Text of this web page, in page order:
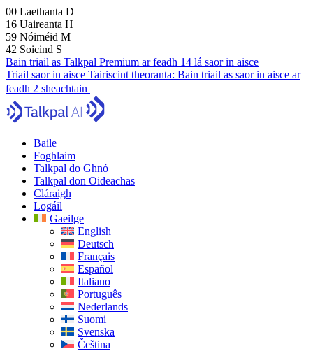
00 Laethanta D
16 Uaireanta H
59 Nóiméid M
41 Soicind S
Bain triail as Talkpal Premium ar feadh 14 lá saor in aisce
Triail saor in aisce Tairiscint theoranta: Bain triail as saor in aisce ar
feadh 2 sheachtain
Baile
Foghlaim
Talkpal do Ghnó
Talkpal don Oideachas
Cláraigh
Logáil
Gaeilge
English
Deutsch
Français
Español
Italiano
Português
Nederlands
Suomi
Svenska
Čeština